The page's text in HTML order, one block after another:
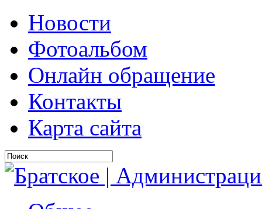
Новости
Фотоальбом
Онлайн обращение
Контакты
Карта сайта